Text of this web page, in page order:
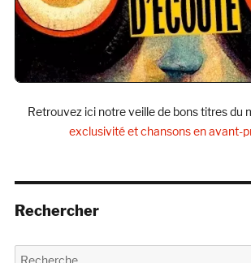
Retrouvez ici notre veille de bons titres du
exclusivité et chansons en avant-
Rechercher
Recherche